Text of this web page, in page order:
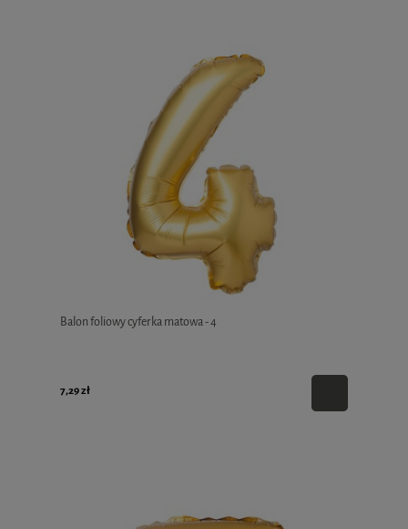
Balon foliowy cyferka matowa - 4
7,29 zł